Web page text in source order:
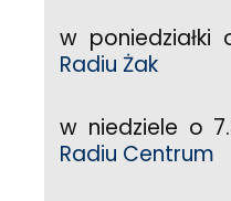
w poniedziałki
Radiu Żak
w niedziele o
Radiu Centrum